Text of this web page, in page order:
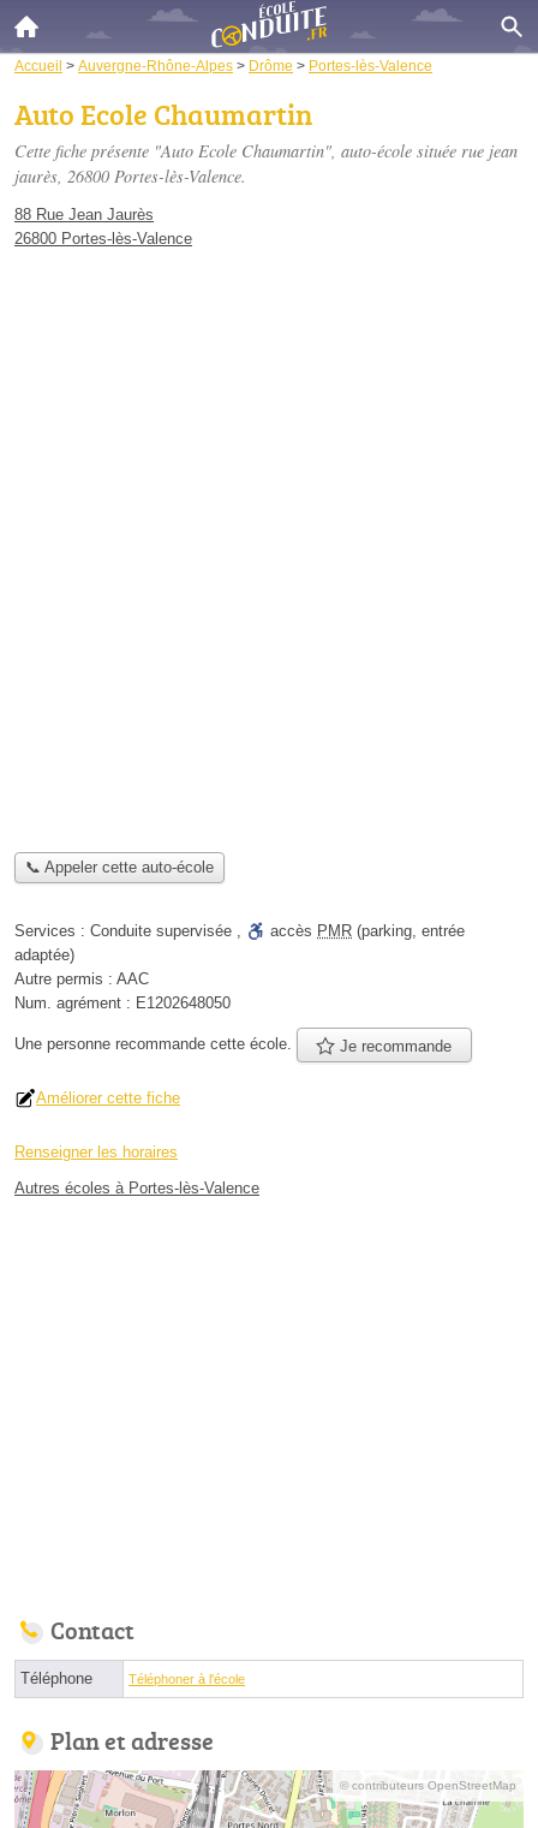
Accueil > Auvergne-Rhône-Alpes > Drôme > Portes-lès-Valence
Auto Ecole Chaumartin
Cette fiche présente "Auto Ecole Chaumartin", auto-école située rue jean
jaurès, 26800 Portes-lès-Valence.
88 Rue Jean Jaurès
26800 Portes-lès-Valence
📞 Appeler cette auto-école
Services : Conduite supervisée , accès PMR (parking, entrée
adaptée)
Autre permis : AAC
Num. agrément : E1202648050
Une personne recommande cette école. Je recommande
Améliorer cette fiche
Renseigner les horaires
Autres écoles à Portes-lès-Valence
Contact
Téléphone Téléphoner à l'école
Plan et adresse
© contributeurs OpenStreetMap